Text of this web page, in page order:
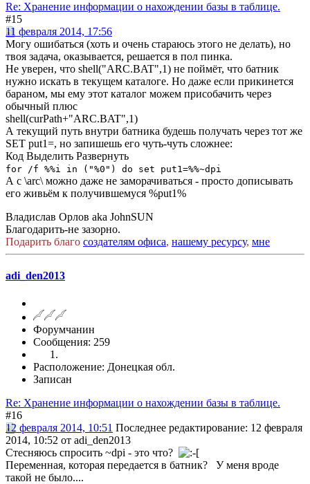
Re: Хранение информации о нахождении базы в таблице.
#15
11 февраля 2014, 17:56
Могу ошибаться (хоть и очень стараюсь этого не делать), но
твоя задача, оказывается, решается в пол пинка.
Не уверен, что shell("ARC.BAT",1) не поймёт, что батник
нужно искать в текущем каталоге. Но даже если прикинется
бараном, мы ему этот каталог можем присобачить через
обычный плюс
shell(curPath+"ARC.BAT",1)
А текущий путь внутри батника будешь получать через тот же
SET put1=, но запишешь его чуть-чуть сложнее:
Код Выделить Развернуть
for /f %%i in ("%0") do set put1=%%~dpi
А с \arc\ можно даже не заморачиваться - просто дописывать
его живьём к получившемуся %put1%
Владислав Орлов aka JohnSUN
Благодарить-не зазорно.
Подарить благо создателям офиса, нашему ресурсу, мне
adi_den2013
Форумчанин
Сообщения: 259
Расположение: Донецкая обл.
Записан
Re: Хранение информации о нахождении базы в таблице.
#16
12 февраля 2014, 10:51 Последнее редактирование: 12 февраля
2014, 10:52 от adi_den2013
Стесняюсь спросить ~dpi - это что?
Переменная, которая передается в батник? У меня вроде
такой не было....